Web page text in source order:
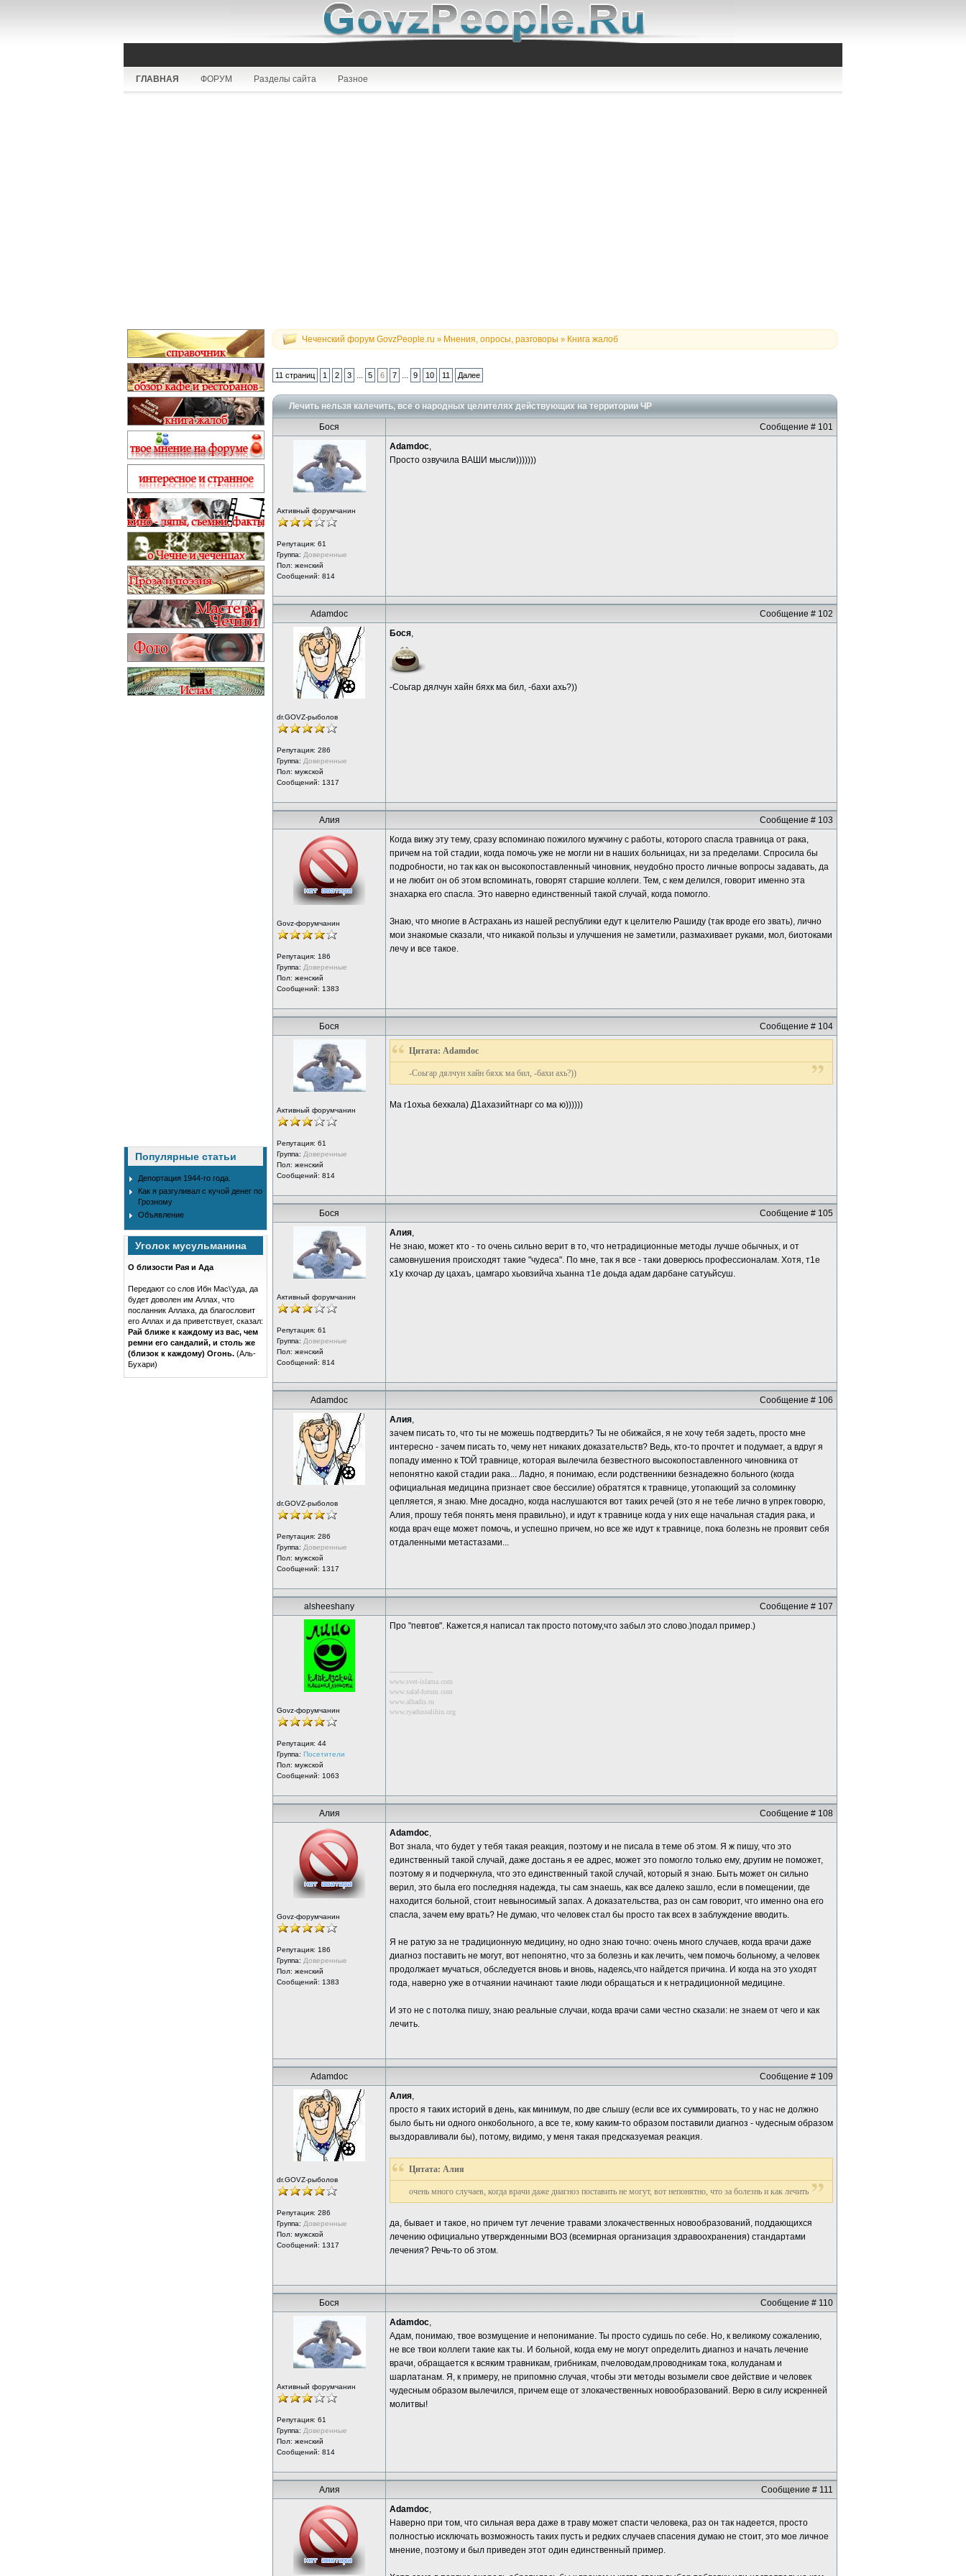
ГЛАВНАЯ ФОРУМ Разделы сайта Разное
Популярные статьи
Депортация 1944-го года.
Как я разгуливал с кучой денег по
Грозному
Объявление
Уголок мусульманина
О близости Рая и Ада
Передают со слов Ибн Мас\'уда, да
будет доволен им Аллах, что
посланник Аллаха, да благословит
его Аллах и да приветствует, сказал:
Рай ближе к каждому из вас, чем
ремни его сандалий, и столь же
(близок к каждому) Огонь. (Аль-
Бухари)
Чеченский форум GovzPeople.ru » Мнения, опросы, разговоры » Книга жалоб
11 страниц 1 2 3 ... 5 6 7 ... 9 10 11 Далее
Лечить нельзя калечить, все о народных целителях действующих на территории ЧР
Бося Сообщение # 101
Активный форумчанин
Репутация: 61
Группа: Доверенные
Пол: женский
Сообщений: 814
Adamdoc,
Просто озвучила ВАШИ мысли)))))))
Adamdoc Сообщение # 102
dr.GOVZ-рыболов
Репутация: 286
Группа: Доверенные
Пол: мужской
Сообщений: 1317
Бося,
-Соьгар дялчун хайн бяхк ма бил, -бахи ахь?))
Алия Сообщение # 103
Govz-форумчанин
Репутация: 186
Группа: Доверенные
Пол: женский
Сообщений: 1383
Когда вижу эту тему, сразу вспоминаю пожилого мужчину с работы, которого спасла травница от рака,
причем на той стадии, когда помочь уже не могли ни в наших больницах, ни за пределами. Спросила бы
подробности, но так как он высокопоставленный чиновник, неудобно просто личные вопросы задавать, да
и не любит он об этом вспоминать, говорят старшие коллеги. Тем, с кем делился, говорит именно эта
знахарка его спасла. Это наверно единственный такой случай, когда помогло.
Знаю, что многие в Астрахань из нашей республики едут к целителю Рашиду (так вроде его звать), лично
мои знакомые сказали, что никакой пользы и улучшения не заметили, размахивает руками, мол, биотоками
лечу и все такое.
Бося Сообщение # 104
Активный форумчанин
Репутация: 61
Группа: Доверенные
Пол: женский
Сообщений: 814
Цитата: Adamdoc
-Соьгар дялчун хайн бяхк ма бил, -бахи ахь?))
Ма г1охьа бехкала) Д1ахазийтнарг со ма ю))))))
Бося Сообщение # 105
Активный форумчанин
Репутация: 61
Группа: Доверенные
Пол: женский
Сообщений: 814
Алия,
Не знаю, может кто - то очень сильно верит в то, что нетрадиционные методы лучше обычных, и от
самовнушения происходят такие "чудеса". По мне, так я все - таки доверюсь профессионалам. Хотя, т1е
х1у кхочар ду цахаъ, цамгаро хьовзийча хьанна т1е доьда адам дарбане сатуьйсуш.
Adamdoc Сообщение # 106
dr.GOVZ-рыболов
Репутация: 286
Группа: Доверенные
Пол: мужской
Сообщений: 1317
Алия,
зачем писать то, что ты не можешь подтвердить? Ты не обижайся, я не хочу тебя задеть, просто мне
интересно - зачем писать то, чему нет никаких доказательств? Ведь, кто-то прочтет и подумает, а вдруг я
попаду именно к ТОЙ травнице, которая вылечила безвестного высокопоставленного чиновника от
непонятно какой стадии рака... Ладно, я понимаю, если родственники безнадежно больного (когда
официальная медицина признает свое бессилие) обратятся к травнице, утопающий за соломинку
цепляется, я знаю. Мне досадно, когда наслушаются вот таких речей (это я не тебе лично в упрек говорю,
Алия, прошу тебя понять меня правильно), и идут к травнице когда у них еще начальная стадия рака, и
когда врач еще может помочь, и успешно причем, но все же идут к травнице, пока болезнь не проявит себя
отдаленными метастазами...
alsheeshany Сообщение # 107
Govz-форумчанин
Репутация: 44
Группа: Посетители
Пол: мужской
Сообщений: 1063
Про "певтов". Кажется,я написал так просто потому,что забыл это слово.)подал пример.)
--------------------
www.svet-islama.com
www.salaf-forum.com
www.alhadis.ru
www.ryadussalihin.org
Алия Сообщение # 108
Govz-форумчанин
Репутация: 186
Группа: Доверенные
Пол: женский
Сообщений: 1383
Adamdoc,
Вот знала, что будет у тебя такая реакция, поэтому и не писала в теме об этом. Я ж пишу, что это
единственный такой случай, даже достань я ее адрес, может это помогло только ему, другим не поможет,
поэтому я и подчеркнула, что это единственный такой случай, который я знаю. Быть может он сильно
верил, это была его последняя надежда, ты сам знаешь, как все далеко зашло, если в помещении, где
находится больной, стоит невыносимый запах. А доказательства, раз он сам говорит, что именно она его
спасла, зачем ему врать? Не думаю, что человек стал бы просто так всех в заблуждение вводить.
Я не ратую за не традиционную медицину, но одно знаю точно: очень много случаев, когда врачи даже
диагноз поставить не могут, вот непонятно, что за болезнь и как лечить, чем помочь больному, а человек
продолжает мучаться, обследуется вновь и вновь, надеясь,что найдется причина. И когда на это уходят
года, наверно уже в отчаянии начинают такие люди обращаться и к нетрадиционной медицине.
И это не с потолка пишу, знаю реальные случаи, когда врачи сами честно сказали: не знаем от чего и как
лечить.
Adamdoc Сообщение # 109
dr.GOVZ-рыболов
Репутация: 286
Группа: Доверенные
Пол: мужской
Сообщений: 1317
Алия,
просто я таких историй в день, как минимум, по две слышу (если все их суммировать, то у нас не должно
было быть ни одного онкобольного, а все те, кому каким-то образом поставили диагноз - чудесным образом
выздоравливали бы), потому, видимо, у меня такая предсказуемая реакция.
Цитата: Алия
очень много случаев, когда врачи даже диагноз поставить не могут, вот непонятно, что за болезнь и как лечить
да, бывает и такое, но причем тут лечение травами злокачественных новообразований, поддающихся
лечению официально утвержденными ВОЗ (всемирная организация здравоохранения) стандартами
лечения? Речь-то об этом.
Бося Сообщение # 110
Активный форумчанин
Репутация: 61
Группа: Доверенные
Пол: женский
Сообщений: 814
Adamdoc,
Адам, понимаю, твое возмущение и непонимание. Ты просто судишь по себе. Но, к великому сожалению,
не все твои коллеги такие как ты. И больной, когда ему не могут определить диагноз и начать лечение
врачи, обращается к всяким травникам, грибникам, пчеловодам,проводникам тока, колуданам и
шарлатанам. Я, к примеру, не припомню случая, чтобы эти методы возымели свое действие и человек
чудесным образом вылечился, причем еще от злокачественных новообразований. Верю в силу искренней
молитвы!
Алия
Сообщение # 111
Adamdoc,
Наверно при том, что сильная вера даже в траву может спасти человека, раз он так надеется, просто
полностью исключать возможность таких пусть и редких случаев спасения думаю не стоит, это мое личное
мнение, поэтому и был приведен этот один единственный пример.